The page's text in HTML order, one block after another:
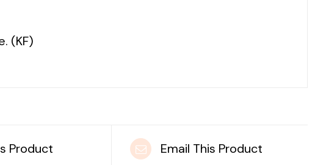
(KF)
Product Email This Product